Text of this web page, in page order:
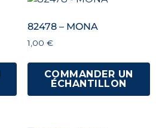
82478 – MONA
1,00 €
COMMANDER UN
ÉCHANTILLON